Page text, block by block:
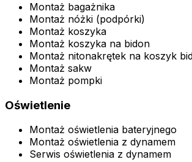
Montaż bagażnika
Montaż nóżki (podpórki)
Montaż koszyka
Montaż koszyka na bidon
Montaż nitonakrętek na koszyk
Montaż sakw
Montaż pompki
Oświetlenie
Montaż oświetlenia bateryjnego
Montaż oświetlenia z dynamem
Serwis oświetlenia z dynamem